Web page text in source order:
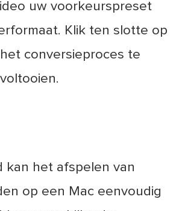
uw voorkeurspreset
Klik ten slotte op
conversieproces te
kan het afspelen van
op een Mac eenvoudig